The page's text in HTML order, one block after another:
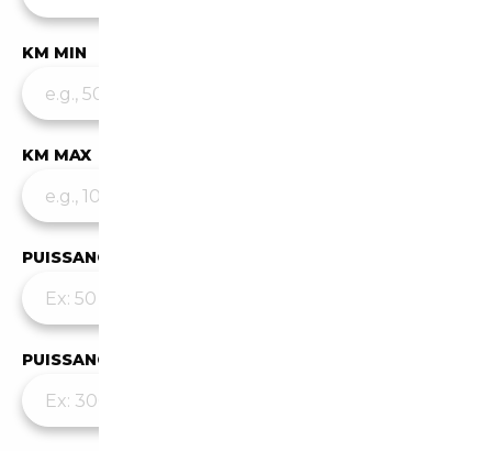
KM MIN
KM MAX
PUISSANCE MIN
PUISSANCE MAX